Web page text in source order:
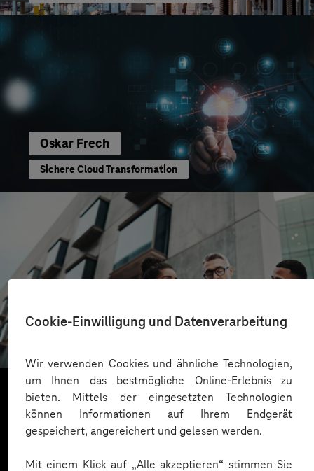
Cookie-Einwilligung und Datenverarbeitung
Wir verwenden Cookies und ähnliche Technologien,
um Ihnen das bestmögliche Online-Erlebnis zu
bieten. Mittels der eingesetzten Technologien
können Informationen auf Ihrem Endgerät
gespeichert, angereichert und gelesen werden.
Mit einem Klick auf „Alle akzeptieren“ stimmen Sie
Oskar Frech
Sichere Cloud Transformation
Erfolgreiche Transformation durch gezielte
Mehr laden